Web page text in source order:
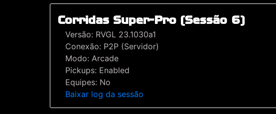
Corridas Super-Pro (Sessão 6)
Versão: RVGL 23.1030a1
Conexão: P2P (Servidor)
Modo: Arcade
Pickups: Enabled
Equipes: No
Baixar log da sessão